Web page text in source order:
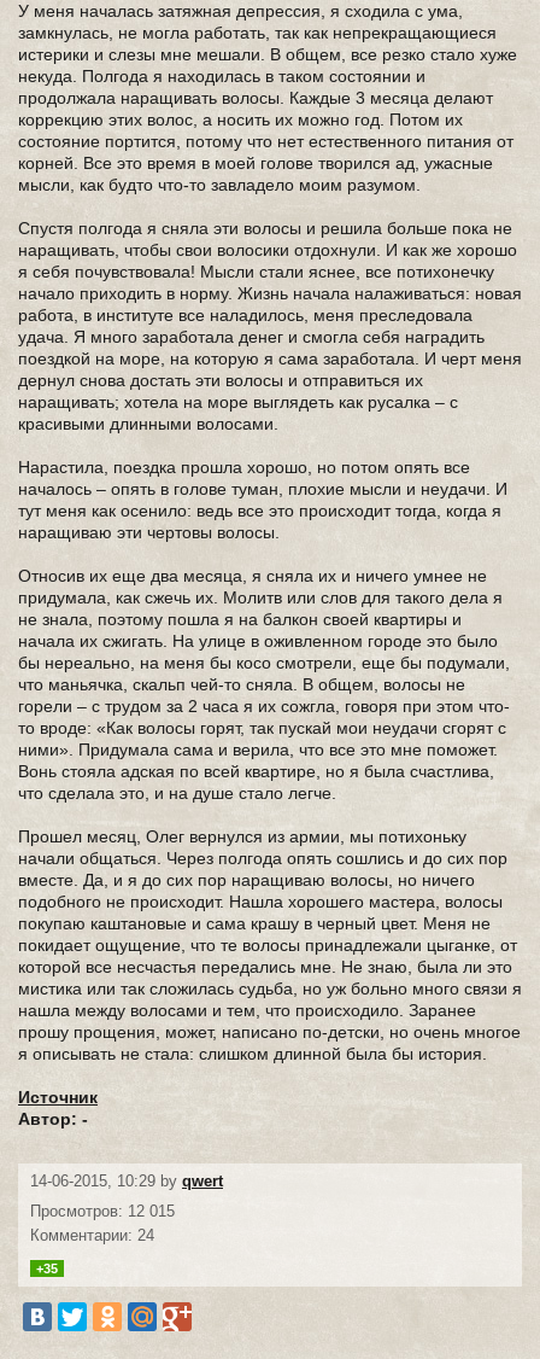
У меня началась затяжная депрессия, я сходила с ума,
замкнулась, не могла работать, так как непрекращающиеся
истерики и слезы мне мешали. В общем, все резко стало хуже
некуда. Полгода я находилась в таком состоянии и
продолжала наращивать волосы. Каждые 3 месяца делают
коррекцию этих волос, а носить их можно год. Потом их
состояние портится, потому что нет естественного питания от
корней. Все это время в моей голове творился ад, ужасные
мысли, как будто что-то завладело моим разумом.
Спустя полгода я сняла эти волосы и решила больше пока не
наращивать, чтобы свои волосики отдохнули. И как же хорошо
я себя почувствовала! Мысли стали яснее, все потихонечку
начало приходить в норму. Жизнь начала налаживаться: новая
работа, в институте все наладилось, меня преследовала
удача. Я много заработала денег и смогла себя наградить
поездкой на море, на которую я сама заработала. И черт меня
дернул снова достать эти волосы и отправиться их
наращивать; хотела на море выглядеть как русалка – с
красивыми длинными волосами.
Нарастила, поездка прошла хорошо, но потом опять все
началось – опять в голове туман, плохие мысли и неудачи. И
тут меня как осенило: ведь все это происходит тогда, когда я
наращиваю эти чертовы волосы.
Относив их еще два месяца, я сняла их и ничего умнее не
придумала, как сжечь их. Молитв или слов для такого дела я
не знала, поэтому пошла я на балкон своей квартиры и
начала их сжигать. На улице в оживленном городе это было
бы нереально, на меня бы косо смотрели, еще бы подумали,
что маньячка, скальп чей-то сняла. В общем, волосы не
горели – с трудом за 2 часа я их сожгла, говоря при этом что-
то вроде: «Как волосы горят, так пускай мои неудачи сгорят с
ними». Придумала сама и верила, что все это мне поможет.
Вонь стояла адская по всей квартире, но я была счастлива,
что сделала это, и на душе стало легче.
Прошел месяц, Олег вернулся из армии, мы потихоньку
начали общаться. Через полгода опять сошлись и до сих пор
вместе. Да, и я до сих пор наращиваю волосы, но ничего
подобного не происходит. Нашла хорошего мастера, волосы
покупаю каштановые и сама крашу в черный цвет. Меня не
покидает ощущение, что те волосы принадлежали цыганке, от
которой все несчастья передались мне. Не знаю, была ли это
мистика или так сложилась судьба, но уж больно много связи я
нашла между волосами и тем, что происходило. Заранее
прошу прощения, может, написано по-детски, но очень многое
я описывать не стала: слишком длинной была бы история.
Источник
Автор: -
14-06-2015, 10:29 by qwert
Просмотров: 12 015
Комментарии: 24
+35